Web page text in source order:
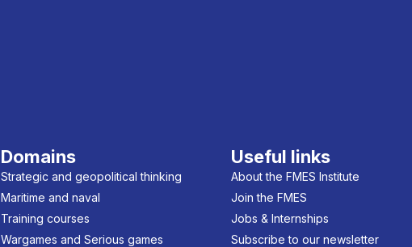
Domains
Strategic and geopolitical thinking
Maritime and naval
Training courses
Wargames and Serious games
Useful links
About the FMES Institute
Join the FMES
Jobs & Internships
Subscribe to our newsletter